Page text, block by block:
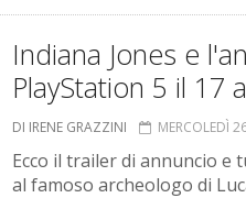
Indiana Jones e
PlayStation 5 il 17
DI IRENE GRAZZINI MERCOLEDÌ
Ecco il trailer di annuncio
al famoso archeologo di